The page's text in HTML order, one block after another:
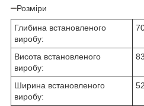
Розміри
Глибина встановленого
виробу:
Висота встановленого
виробу:
Ширина встановленого
виробу: